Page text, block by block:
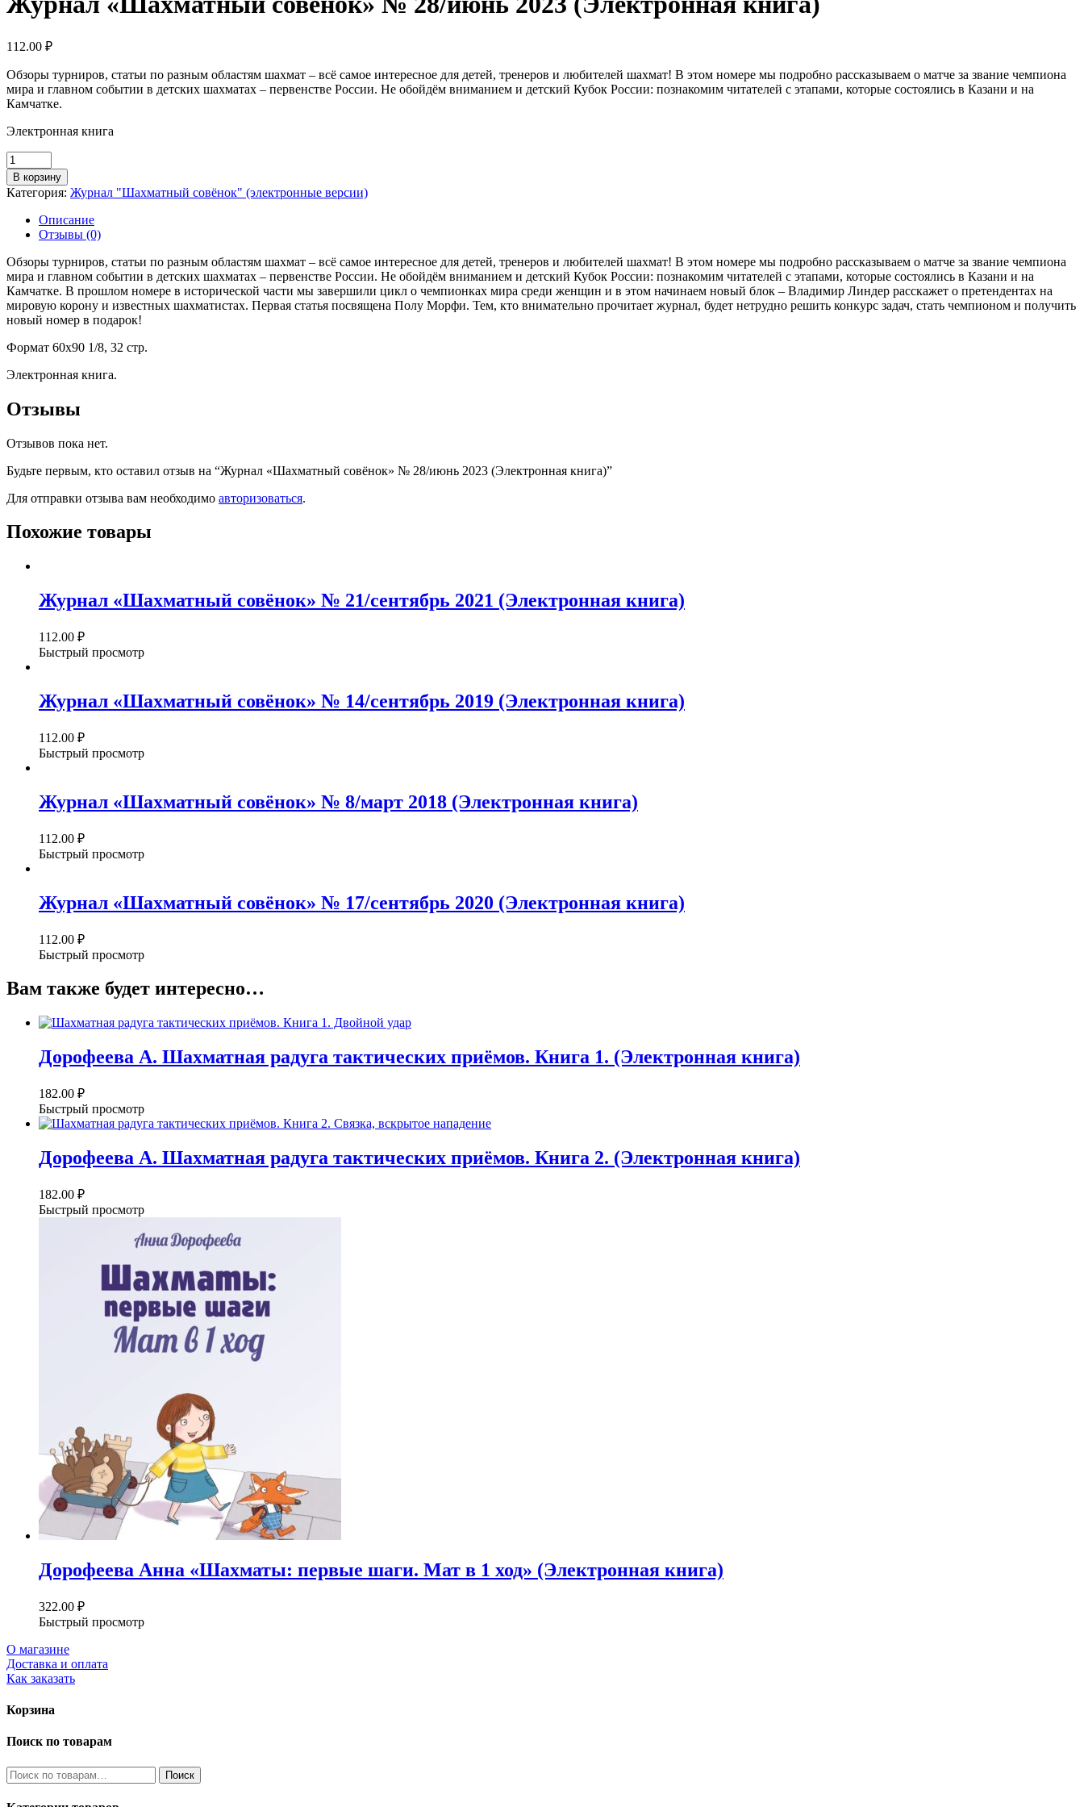
112.00 ₽
Обзоры турниров, статьи по разным областям шахмат – всё самое интересное для детей, тренеров и любителей шахмат! В этом номере мы подробно рассказываем о матче за звание чемпиона
мира и главном событии в детских шахматах – первенстве России. Не обойдём вниманием и детский Кубок России: познакомим читателей с этапами, которые состоялись в Казани и на
Камчатке.
Электронная книга
Количество
товара
Журнал
"Шахматный
совёнок"
июнь
2023
(Электронная
книга)
В корзину
Категория: Журнал "Шахматный совёнок" (электронные версии)
Описание
Отзывы (0)
Обзоры турниров, статьи по разным областям шахмат – всё самое интересное для детей, тренеров и любителей шахмат! В этом номере мы подробно рассказываем о матче за звание чемпиона
мира и главном событии в детских шахматах – первенстве России. Не обойдём вниманием и детский Кубок России: познакомим читателей с этапами, которые состоялись в Казани и на
Камчатке. В прошлом номере в исторической части мы завершили цикл о чемпионках мира среди женщин и в этом начинаем новый блок – Владимир Линдер расскажет о претендентах на
мировую корону и известных шахматистах. Первая статья посвящена Полу Морфи. Тем, кто внимательно прочитает журнал, будет нетрудно решить конкурс задач, стать чемпионом и получить
новый номер в подарок!
Формат 60х90 1/8, 32 стр.
Электронная книга.
Отзывы
Отзывов пока нет.
Будьте первым, кто оставил отзыв на “Журнал «Шахматный совёнок» № 28/июнь 2023 (Электронная книга)”
Для отправки отзыва вам необходимо авторизоваться.
Похожие товары
Журнал «Шахматный совёнок» № 21/сентябрь 2021 (Электронная книга)
112.00 ₽
Быстрый просмотр
Журнал «Шахматный совёнок» № 14/сентябрь 2019 (Электронная книга)
112.00 ₽
Быстрый просмотр
Журнал «Шахматный совёнок» № 8/март 2018 (Электронная книга)
112.00 ₽
Быстрый просмотр
Журнал «Шахматный совёнок» № 17/сентябрь 2020 (Электронная книга)
112.00 ₽
Быстрый просмотр
Вам также будет интересно…
Дорофеева А. Шахматная радуга тактических приёмов. Книга 1. (Электронная книга)
182.00 ₽
Быстрый просмотр
Дорофеева А. Шахматная радуга тактических приёмов. Книга 2. (Электронная книга)
182.00 ₽
Быстрый просмотр
Дорофеева Анна «Шахматы: первые шаги. Мат в 1 ход» (Электронная книга)
322.00 ₽
Быстрый просмотр
О магазине
Доставка и оплата
Как заказать
Корзина
Поиск по товарам
Искать: Поиск